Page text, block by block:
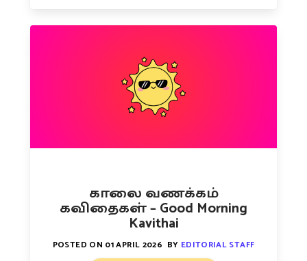
காலை வணக்கம்
கவிதைகள் – Good Morning
Kavithai
POSTED ON 01 APRIL 2026 BY EDITORIAL STAFF